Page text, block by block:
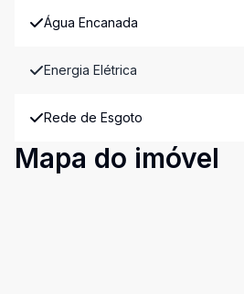
Água Encanada
Energia Elétrica
Rede de Esgoto
Mapa do imóvel